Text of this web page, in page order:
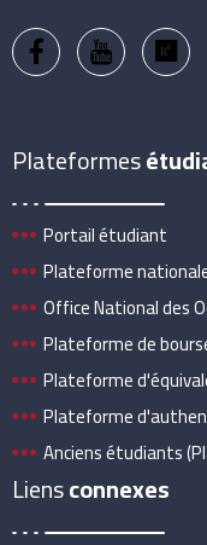
Plateformes
Portail étudiant
Plateforme
Office National des
Plateforme de
Plateforme
Plateforme
Anciens étudiants
Liensconnexes